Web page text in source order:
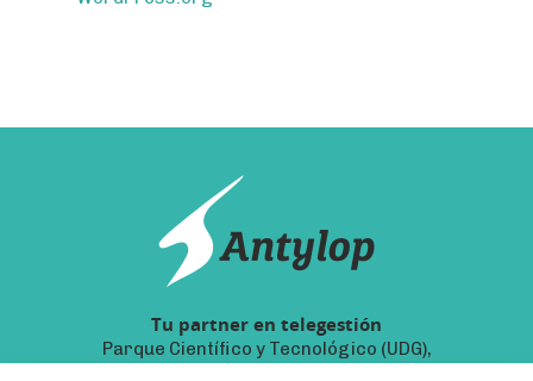
Tu partner en telegestión
Parque Científico y Tecnológico (UDG),